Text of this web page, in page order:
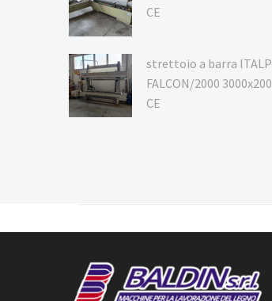
CE
strettoio a barra
FALCON/2000
CE